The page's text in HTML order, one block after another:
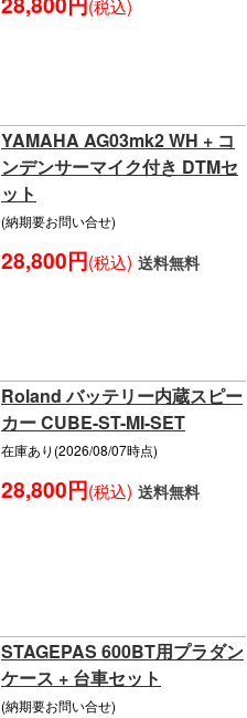
(税込)
YAMAHA AG03mk2 WH + コ
ンデンサーマイク付き DTMセ
ット
(納期要お問い合せ)
28,800円(税込) 送料無料
Roland バッテリー内蔵スピー
カー CUBE-ST-MI-SET
在庫あり(2026/08/07時点)
28,800円(税込) 送料無料
STAGEPAS 600BT用プラダン
ケース + 台車セット
(納期要お問い合せ)